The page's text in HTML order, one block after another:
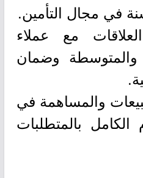
في مجال التأمين.
مع عملاء
والمتوسطة وضمان
والمساهمة في
الكامل بالمتطلبات